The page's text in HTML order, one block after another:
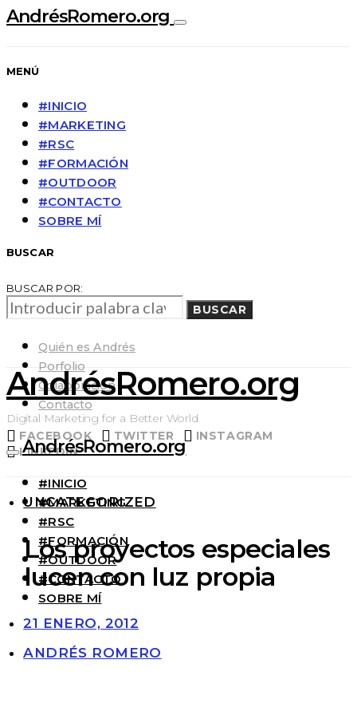
AndrésRomero.org
MENÚ
#INICIO
#MARKETING
#RSC
#FORMACIÓN
#OUTDOOR
#CONTACTO
SOBRE MÍ
BUSCAR
BUSCAR POR:
BUSCAR
Quién es Andrés
Porfolio
Colaboración
Contacto
FACEBOOK TWITTER
INSTAGRAM
LINKEDIN
AndrésRomero.org
Digital Marketing for a Better World
AndrésRomero.org
#INICIO
#MARKETING
#RSC
#FORMACIÓN
#OUTDOOR
#CONTACTO
SOBRE MÍ
UNCATEGORIZED
Los proyectos especiales
lucen con luz propia
21 ENERO, 2012
ANDRÉS ROMERO